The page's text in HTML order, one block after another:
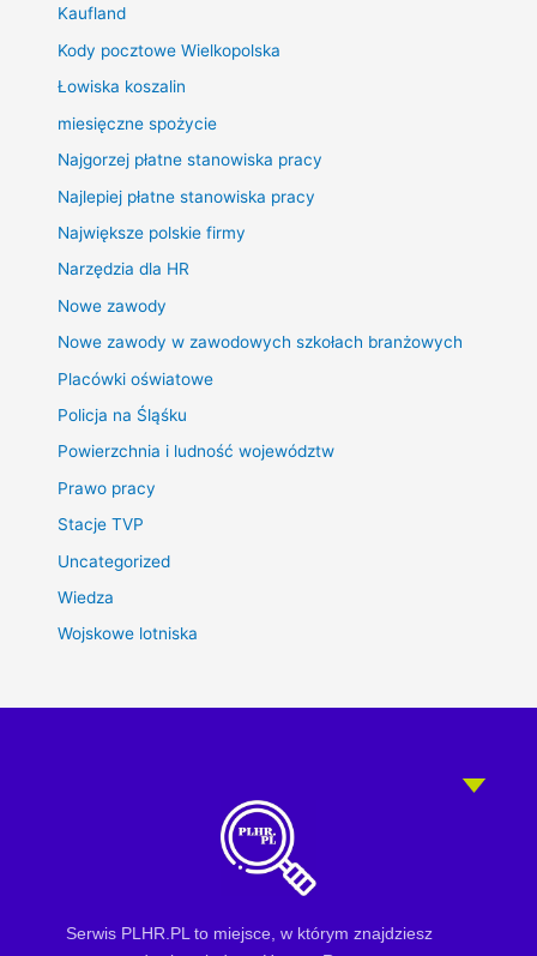
Kaufland
Kody pocztowe Wielkopolska
Łowiska koszalin
miesięczne spożycie
Najgorzej płatne stanowiska pracy
Najlepiej płatne stanowiska pracy
Największe polskie firmy
Narzędzia dla HR
Nowe zawody
Nowe zawody w zawodowych szkołach branżowych
Placówki oświatowe
Policja na Śląśku
Powierzchnia i ludność województw
Prawo pracy
Stacje TVP
Uncategorized
Wiedza
Wojskowe lotniska
Serwis PLHR.PL to miejsce, w którym znajdziesz